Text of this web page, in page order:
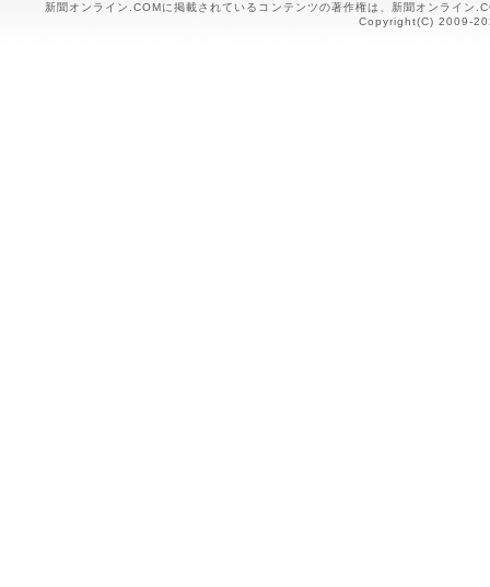
新聞オンライン.COMに掲載されているコンテンツの著作権は、新聞オンライン
Copyright(C) 2009-